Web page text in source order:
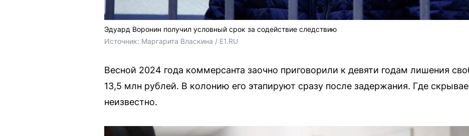
Эдуард Воронин получил условный срок за содействие следствию
Источник: Маргарита Власкина / E1.RU
Весной 2024 года коммерсанта заочно приговорили к девяти годам лишения
13,5 млн рублей. В колонию его этапируют сразу после задержания. Где
неизвестно.